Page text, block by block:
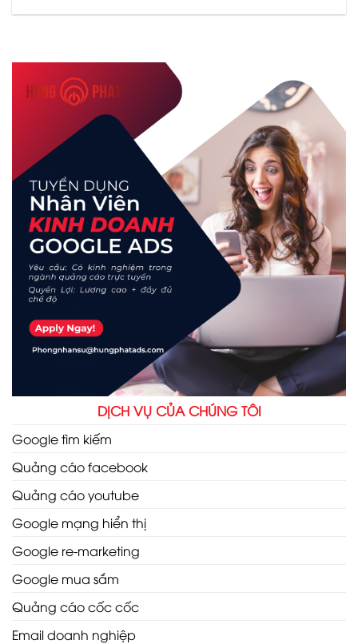
DỊCH VỤ CỦA CHÚNG TÔI
Google tìm kiếm
Quảng cáo facebook
Quảng cáo youtube
Google mạng hiển thị
Google re-marketing
Google mua sắm
Quảng cáo cốc cốc
Email doanh nghiệp